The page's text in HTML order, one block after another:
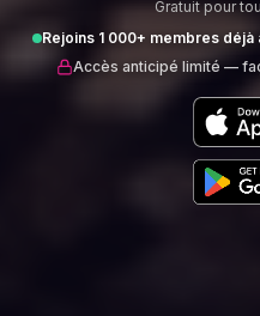
Gratuit pour
Rejoins 1 000+ membres
Accès anticipé limité —